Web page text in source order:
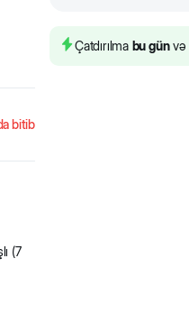
bitib
(7
Çatdırılma bu günvə